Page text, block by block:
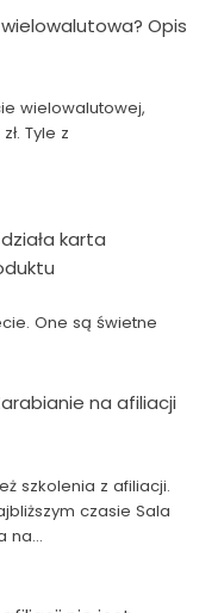
Opis
wielowalutowej,
Tyle z
karta
One są świetne
na afiliacji
szkolenia z afiliacji.
czasie Sala
na…